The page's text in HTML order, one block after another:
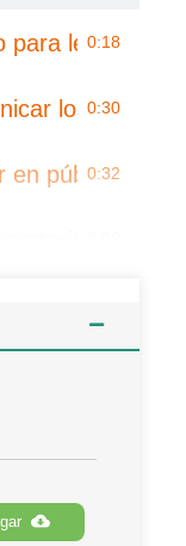
para leer o
0:18
los0:30
público?
0:32